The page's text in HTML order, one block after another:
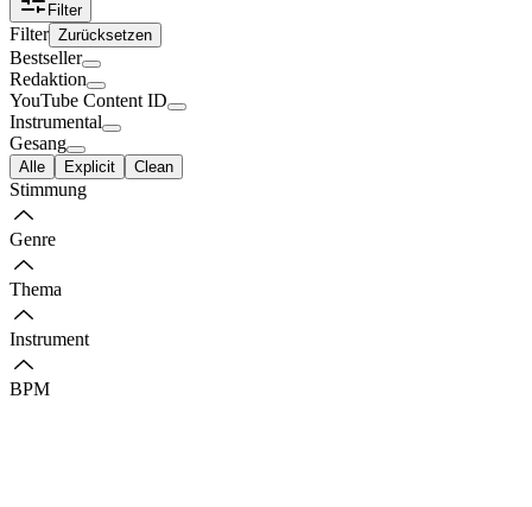
Filter
Filter Zurücksetzen
Bestseller
Redaktion
YouTube Content ID
Instrumental
Gesang
Alle Explicit Clean
Stimmung
Genre
Thema
Instrument
BPM